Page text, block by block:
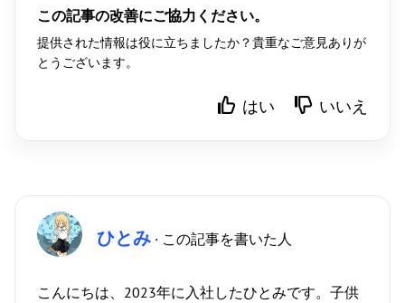
この記事の改善にご協力ください。
提供された情報は役に立ちましたか？貴重なご意見ありが
とうございます。
はい いいえ
ひとみ · この記事を書いた人
こんにちは、2023年に入社したひとみです。子供